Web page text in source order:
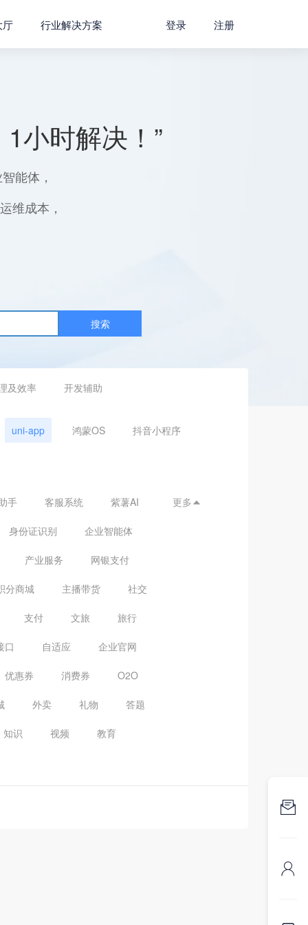
厅 行业解决方案 登录 注册
小时解决！”
能体，
维成本，
搜索
及效率 开发辅助
uni-app 鸿蒙OS 抖音小程序
手 客服系统 紫薯AI
身份证识别 企业智能体
产业服务 网银支付
分商城 主播带货 社交
支付 文旅 旅行
口 自适应 企业官网
优惠券 消费券 O2O
外卖 礼物 答题
知识 视频 教育
更多 

